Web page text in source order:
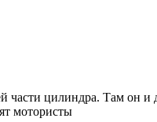
части цилиндра. Там он и
мотористы